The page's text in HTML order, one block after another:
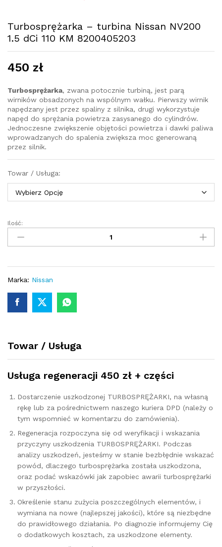
Turbosprężarka – turbina Nissan NV200
1.5 dCi 110 KM 8200405203
450 zł
Turbosprężarka, zwana potocznie turbiną, jest parą
wirników obsadzonych na wspólnym wałku. Pierwszy wirnik
napędzany jest przez spaliny z silnika, drugi wykorzystuje
napęd do sprężania powietrza zasysanego do cylindrów.
Jednoczesne zwiększenie objętości powietrza i dawki paliwa
wprowadzanych do spalenia zwiększa moc generowaną
przez silnik.
Towar / Usługa:
Turbosprężarka
turbina
NV200
1.5
110
KM
Ilość:
Marka: Nissan
Towar / Usługa
Usługa regeneracji 450 zł + części
Dostarczenie uszkodzonej TURBOSPRĘŻARKI, na własną
rękę lub za pośrednictwem naszego kuriera DPD (należy o
tym wspomnieć w komentarzu do zamówienia).
Regeneracja rozpoczyna się od weryfikacji i wskazania
przyczyny uszkodzenia TURBOSPRĘŻARKI. Podczas
analizy uszkodzeń, jesteśmy w stanie bezbłędnie wskazać
powód, dlaczego turbosprężarka została uszkodzona,
oraz podać wskazówki jak zapobiec awarii turbosprężarki
w przyszłości.
Określenie stanu zużycia poszczególnych elementów, i
wymiana na nowe (najlepszej jakości), które są niezbędne
do prawidłowego działania. Po diagnozie informujemy Cię
o dodatkowych kosztach, za uszkodzone elementy.